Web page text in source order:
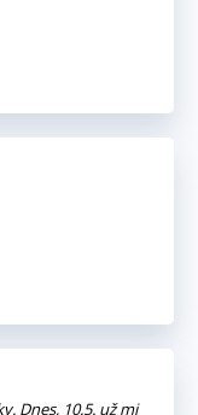
Dnes, 10.5. už mi